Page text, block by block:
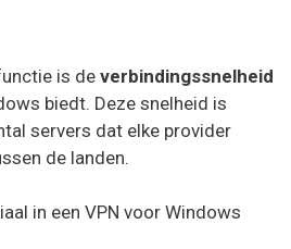
is de verbindingssnelheid
biedt. Deze snelheid is
servers dat elke provider
de landen.